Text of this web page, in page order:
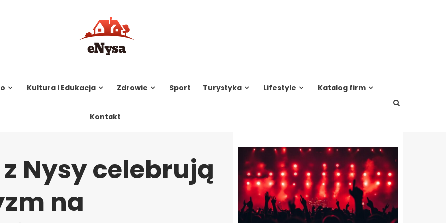
Kultura i Edukacja Zdrowie Sport Turystyka Lifestyle Katalog firm
Kontakt
Nysy celebrują
na